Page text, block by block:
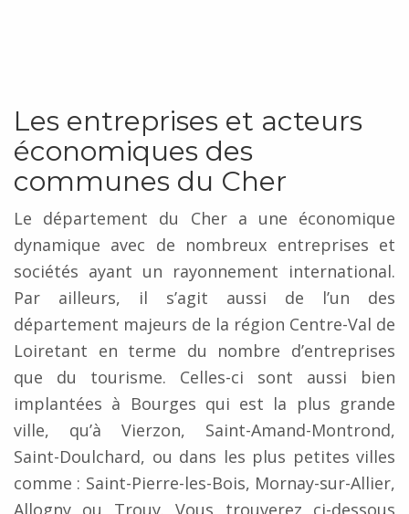
Les entreprises et acteurs
économiques des
communes du Cher
Le département du Cher a une économique
dynamique avec de nombreux entreprises et
sociétés ayant un rayonnement international.
Par ailleurs, il s’agit aussi de l’un des
département majeurs de la région Centre-Val de
Loiretant en terme du nombre d’entreprises
que du tourisme. Celles-ci sont aussi bien
implantées à Bourges qui est la plus grande
ville, qu’à Vierzon, Saint-Amand-Montrond,
Saint-Doulchard, ou dans les plus petites villes
comme : Saint-Pierre-les-Bois, Mornay-sur-Allier,
Allogny ou Trouy. Vous trouverez ci-dessous